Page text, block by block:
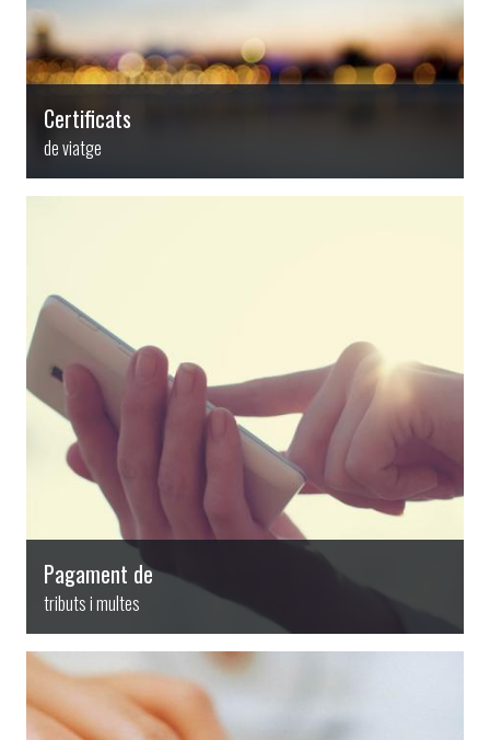
Certificats
de viatge
Pagament de
tributs i multes